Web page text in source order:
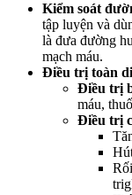
Kiểm soát
tập luyện và
là đưa đường
mạch máu.
Điều trị toàn
Điều trị
máu,
Điều trị